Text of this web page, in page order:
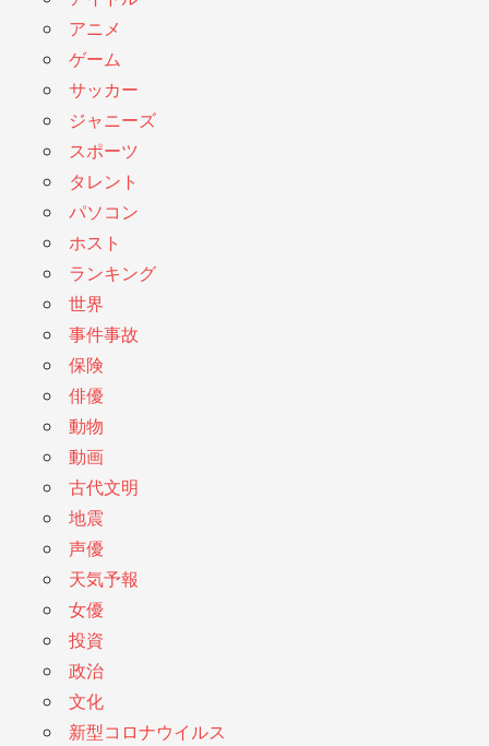
アニメ
ゲーム
サッカー
ジャニーズ
スポーツ
タレント
パソコン
ホスト
ランキング
世界
事件事故
保険
俳優
動物
動画
古代文明
地震
声優
天気予報
女優
投資
政治
文化
新型コロナウイルス